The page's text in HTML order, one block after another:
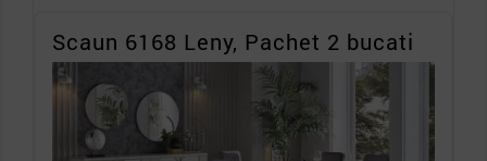
Scaun 6168 Leny, Pachet 2 bucati